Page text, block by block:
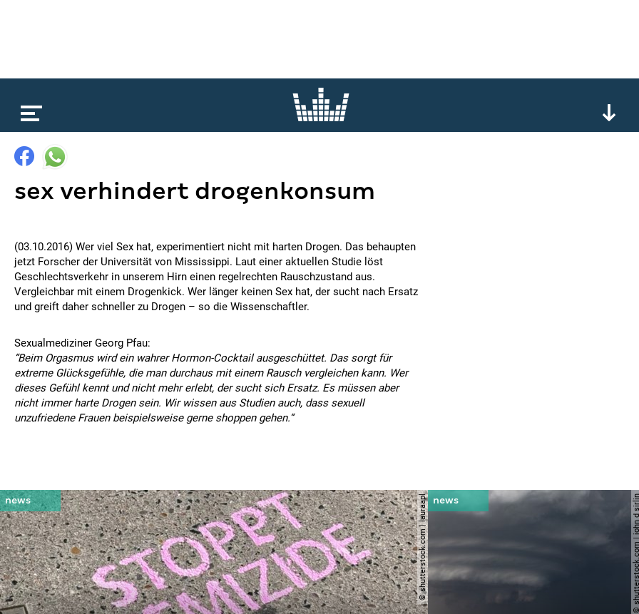
sex verhindert drogenkonsum
(03.10.2016) Wer viel Sex hat, experimentiert nicht mit harten Drogen. Das behaupten
jetzt Forscher der Universität von Mississippi. Laut einer aktuellen Studie löst
Geschlechtsverkehr in unserem Hirn einen regelrechten Rauschzustand aus.
Vergleichbar mit einem Drogenkick. Wer länger keinen Sex hat, der sucht nach Ersatz
und greift daher schneller zu Drogen – so die Wissenschaftler.
Sexualmediziner Georg Pfau:
“Beim Orgasmus wird ein wahrer Hormon-Cocktail ausgeschüttet. Das sorgt für
extreme Glücksgefühle, die man durchaus mit einem Rausch vergleichen kann. Wer
dieses Gefühl kennt und nicht mehr erlebt, der sucht sich Ersatz. Es müssen aber
nicht immer harte Drogen sein. Wir wissen aus Studien auch, dass sexuell
unzufriedene Frauen beispielsweise gerne shoppen gehen.“
© shutterstock.com | lauraapl ©